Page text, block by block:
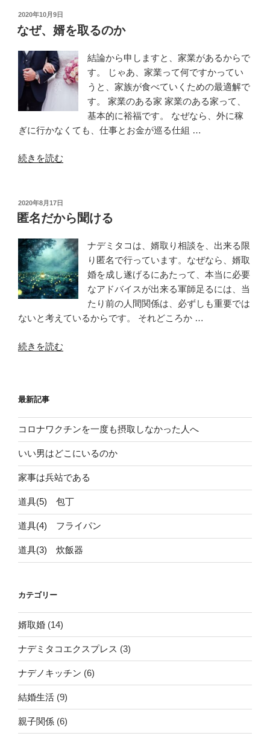
則”
の
娘
の
が
で
き
る
こ
と”
投
稿
日:
2020年10月9日
なぜ、婿を取るのか
結論から申しますと、家業があるからで
す。 じゃあ、家業って何ですかってい
うと、家族が食べていくための最適解で
す。 家業のある家 家業のある家って、
基本的に裕福です。 なぜなら、外に稼
ぎに行かなくても、仕事とお金が巡る仕組 …
“な
を
取
の
か”
の
続きを読む
投
稿
日:
2020年8月17日
匿名だから聞ける
ナデミタコは、婿取り相談を、出来る限
り匿名で行っています。なぜなら、婿取
婚を成し遂げるにあたって、本当に必要
なアドバイスが出来る軍師足るには、当
たり前の人間関係は、必ずしも重要では
ないと考えているからです。 それどころか …
“匿
ら
聞
け
続きを読む
最新記事
コロナワクチンを一度も摂取しなかった人へ
いい男はどこにいるのか
家事は兵站である
道具(5) 包丁
道具(4) フライパン
道具(3) 炊飯器
カテゴリー
婿取婚 (14)
ナデミタコエクスプレス (3)
ナデノキッチン (6)
結婚生活 (9)
親子関係 (6)